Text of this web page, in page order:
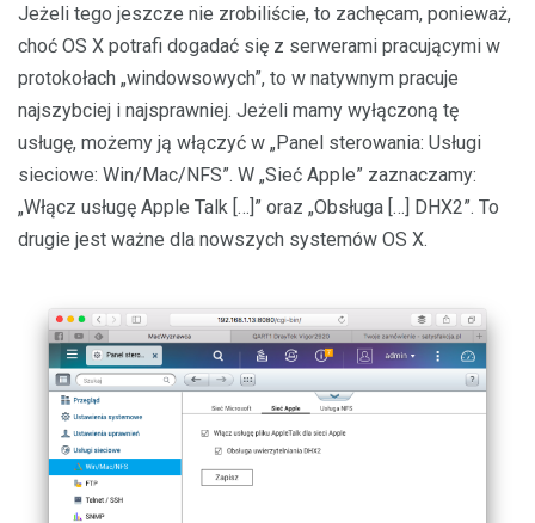
Jeżeli tego jeszcze nie zrobiliście, to zachęcam, ponieważ,
choć OS X potrafi dogadać się z serwerami pracującymi w
protokołach „windowsowych”, to w natywnym pracuje
najszybciej i najsprawniej. Jeżeli mamy wyłączoną tę
usługę, możemy ją włączyć w „Panel sterowania: Usługi
sieciowe: Win/Mac/NFS”. W „Sieć Apple” zaznaczamy:
„Włącz usługę Apple Talk […]” oraz „Obsługa […] DHX2”. To
drugie jest ważne dla nowszych systemów OS X.